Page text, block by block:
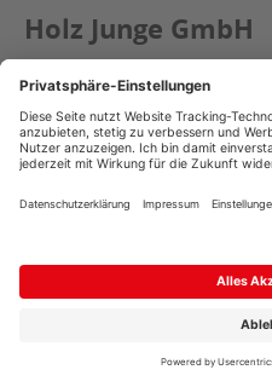
Holz Junge GmbH
Julius-Leber-Straße 4
25335 Elmshorn
+49 4121 4878-0
info@holz-junge.de
ROUTE BERECHNEN